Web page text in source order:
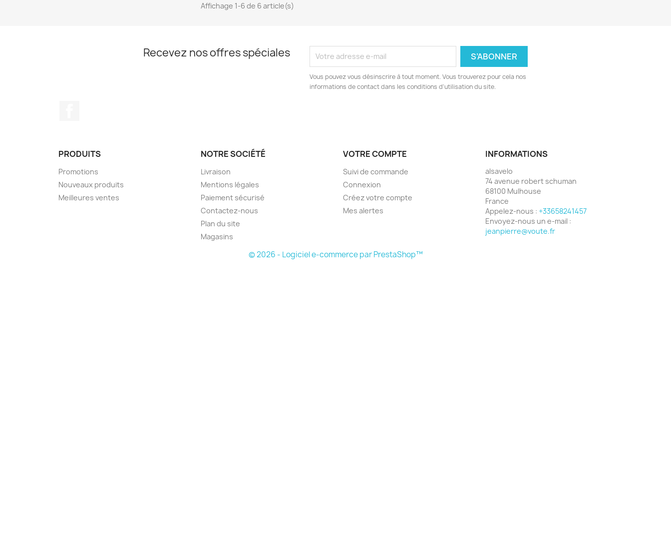
Affichage 1-6 de 6 article(s)
Recevez nos offres spéciales
Vous pouvez vous désinscrire à tout moment. Vous trouverez pour cela nos
informations de contact dans les conditions d'utilisation du site.
PRODUITS
Promotions
Nouveaux produits
Meilleures ventes
NOTRE SOCIÉTÉ
Livraison
Mentions légales
Paiement sécurisé
Contactez-nous
Plan du site
Magasins
VOTRE COMPTE
Suivi de commande
Connexion
Créez votre compte
Mes alertes
INFORMATIONS
alsavelo
74 avenue robert schuman
68100 Mulhouse
France
Appelez-nous : +33658241457
Envoyez-nous un e-mail :
jeanpierre@voute.fr
© 2026 - Logiciel e-commerce par PrestaShop™